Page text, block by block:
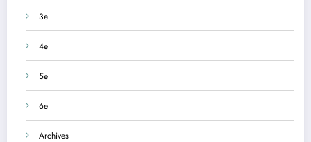
3e
4e
5e
6e
Archives